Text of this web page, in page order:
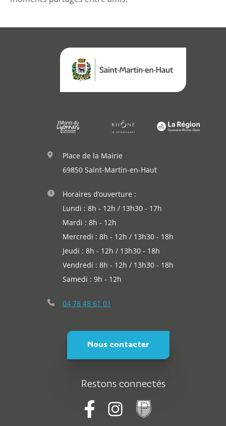
Place de la Mairie
69850 Saint-Martin-en-Haut
Horaires d’ouverture :
Lundi : 8h - 12h / 13h30 - 17h
Mardi : 8h - 12h
Mercredi : 8h - 12h / 13h30 - 18h
Jeudi : 8h - 12h / 13h30 - 18h
Vendredi : 8h - 12h / 13h30 - 18h
Samedi : 9h - 12h
04 78 48 61 01
Nous contacter
Restons connectés